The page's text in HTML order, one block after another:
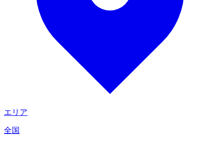
エリア
全国